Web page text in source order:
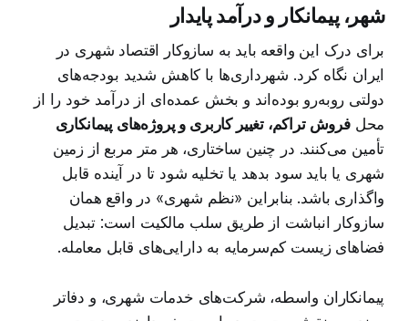
شهر، پیمانکار و درآمد پایدار
برای درک این واقعه باید به سازوکار اقتصاد شهری در
ایران نگاه کرد. شهرداری‌ها با کاهش شدید بودجه‌های
دولتی روبه‌رو بوده‌اند و بخش عمده‌ای از درآمد خود را از
محلفروش تراکم، تغییر کاربری و پروژه‌های پیمانکاری
تأمین می‌کنند. در چنین ساختاری، هر متر مربع از زمین
شهری یا باید سود بدهد یا تخلیه شود تا در آینده قابل
واگذاری باشد. بنابراین «نظم شهری» در واقع همان
سازوکار انباشت از طریق سلب مالکیت است: تبدیل
فضاهای زیست کم‌سرمایه به دارایی‌های قابل معامله.
پیمانکاران واسطه، شرکت‌های خدمات شهری، و دفاتر